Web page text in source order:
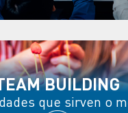
BUILDING
que sirven o